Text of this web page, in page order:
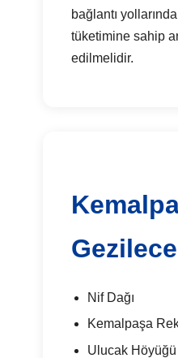
bağlantı
tüketimine sahip
edilmelidir.
Nif Dağı
Kemalpaşa
Ulucak Höyüğü